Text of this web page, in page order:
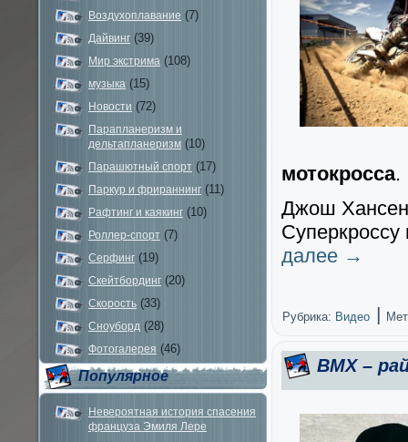
Воздухоплавание (7)
Дайвинг (39)
Мир экстрима (108)
музыка (15)
Новости (72)
Парапланеризм и
дельтапланеризм (10)
Парашютный спорт (17)
Паркур и фрираннинг (11)
Рафтинг и каякинг (10)
Роллер-спорт (7)
Серфинг (19)
Скейтбординг (20)
Скорость (33)
Сноуборд (28)
Фотогалерея (46)
Популярное
Невероятная история спасения
француза Эмиля Лере
мотокросса.
Джош Хансен
далее →
Рубрика: Видео |
ВМХ –